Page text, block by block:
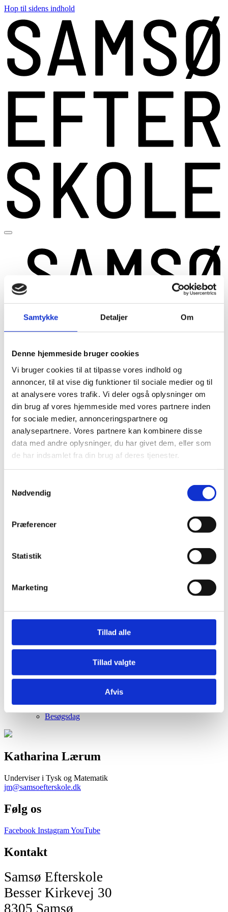
Samtykke Detaljer Om
Denne hjemmeside bruger cookies
Vi bruger cookies til at tilpasse vores indhold og
annoncer, til at vise dig funktioner til sociale medier og til
at analysere vores trafik. Vi deler også oplysninger om
din brug af vores hjemmeside med vores partnere inden
for sociale medier, annonceringspartnere og
analysepartnere. Vores partnere kan kombinere disse
data med andre oplysninger, du har givet dem, eller som
de har indsamlet fra din brug af deres tjenester.
Nødvendig
Præferencer
Statistik
Marketing
Tillad alle
Tillad valgte
Afvis
Hop til sidens indhold
Close
Livet på skolen
Sådan bor vi
Fritid
Om skolen
Værdigrundlag
Undervisning
Skoleplan
Signaturfag og valgfag
Kontakt os
Ny elev
Besøg os
Besøgsdag
Katharina Lærum
Underviser i Tysk og Matematik
jm@samsoefterskole.dk
Følg os
Facebook InstagramYouTube
Kontakt
Samsø Efterskole
Besser Kirkevej 30
8305 Samsø